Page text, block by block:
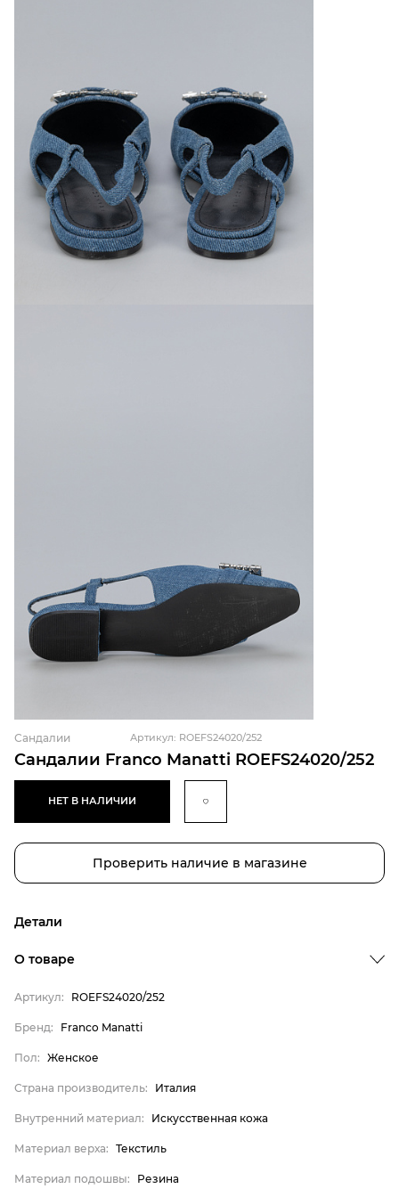
Сандалии Franco Manatti ROEFS24020/252
Сандалии Артикул: ROEFS24020/252
НЕТ В НАЛИЧИИ
Проверить наличие в магазине
Детали
Страна производитель
Внутренний материал
Материал верха
Материал подошвы
Материал стельки
Женское
Италия
О товаре
Артикул: ROEFS24020/252
Бренд: Franco Manatti
Пол: Женское
Страна производитель: Италия
Внутренний материал: Искусственная кожа
Материал верха: Текстиль
Материал подошвы: Резина